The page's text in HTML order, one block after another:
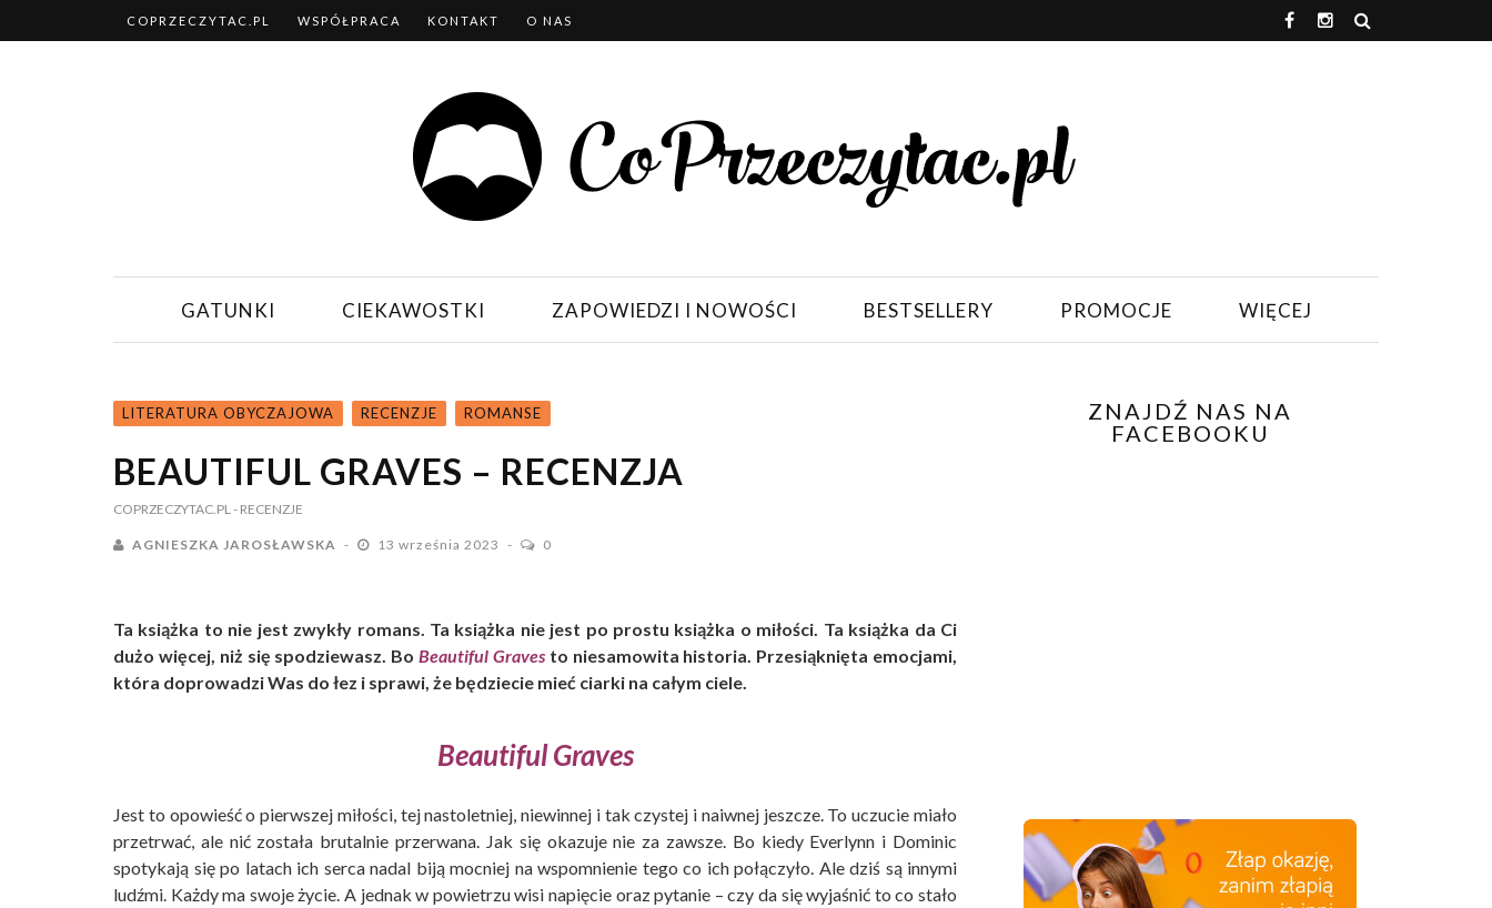
COPRZECZYTAC.PL WSPÓŁPRACA KONTAKT O NAS
GATUNKI CIEKAWOSTKI ZAPOWIEDZI I NOWOŚCI BESTSELLERY PROMOCJE WIĘCEJ
LITERATURA OBYCZAJOWA RECENZJE ROMANSE
BEAUTIFUL GRAVES – RECENZJA
COPRZECZYTAC.PL- RECENZJE
AGNIESZKA JAROSŁAWSKA 13 września 2023 0
Ta książka to nie jest zwykły romans. Ta książka nie jest po prostu książka o miłości. Ta książka da Ci
dużo więcej, niż się spodziewasz. Bo Beautiful Gravesto niesamowita historia. Przesiąknięta emocjami,
która doprowadzi Was do łez i sprawi, że będziecie mieć ciarki na całym ciele.
Beautiful Graves
Jest to opowieść o pierwszej miłości, tej nastoletniej, niewinnej i tak czystej i naiwnej jeszcze. To uczucie miało
przetrwać, ale nić została brutalnie przerwana. Jak się okazuje nie za zawsze. Bo kiedy Everlynn i Dominic
spotykają się po latach ich serca nadal biją mocniej na wspomnienie tego co ich połączyło. Ale dziś są innymi
ludźmi. Każdy ma swoje życie. A jednak w powietrzu wisi napięcie oraz pytanie – czy da się wyjaśnić to co stało
ZNAJDŹ NAS NA
FACEBOOKU